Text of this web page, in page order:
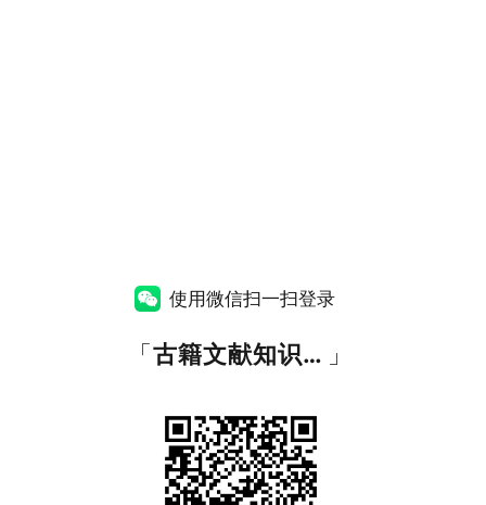
使用微信扫一扫登录
「 古籍文献知识图谱网 」